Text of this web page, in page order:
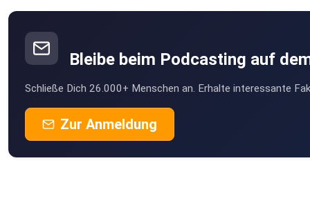
Bleibe beim Podcasting auf
Schließe Dich 26.000+ Menschen an. Erhalte interessante
Zur Anmeldung